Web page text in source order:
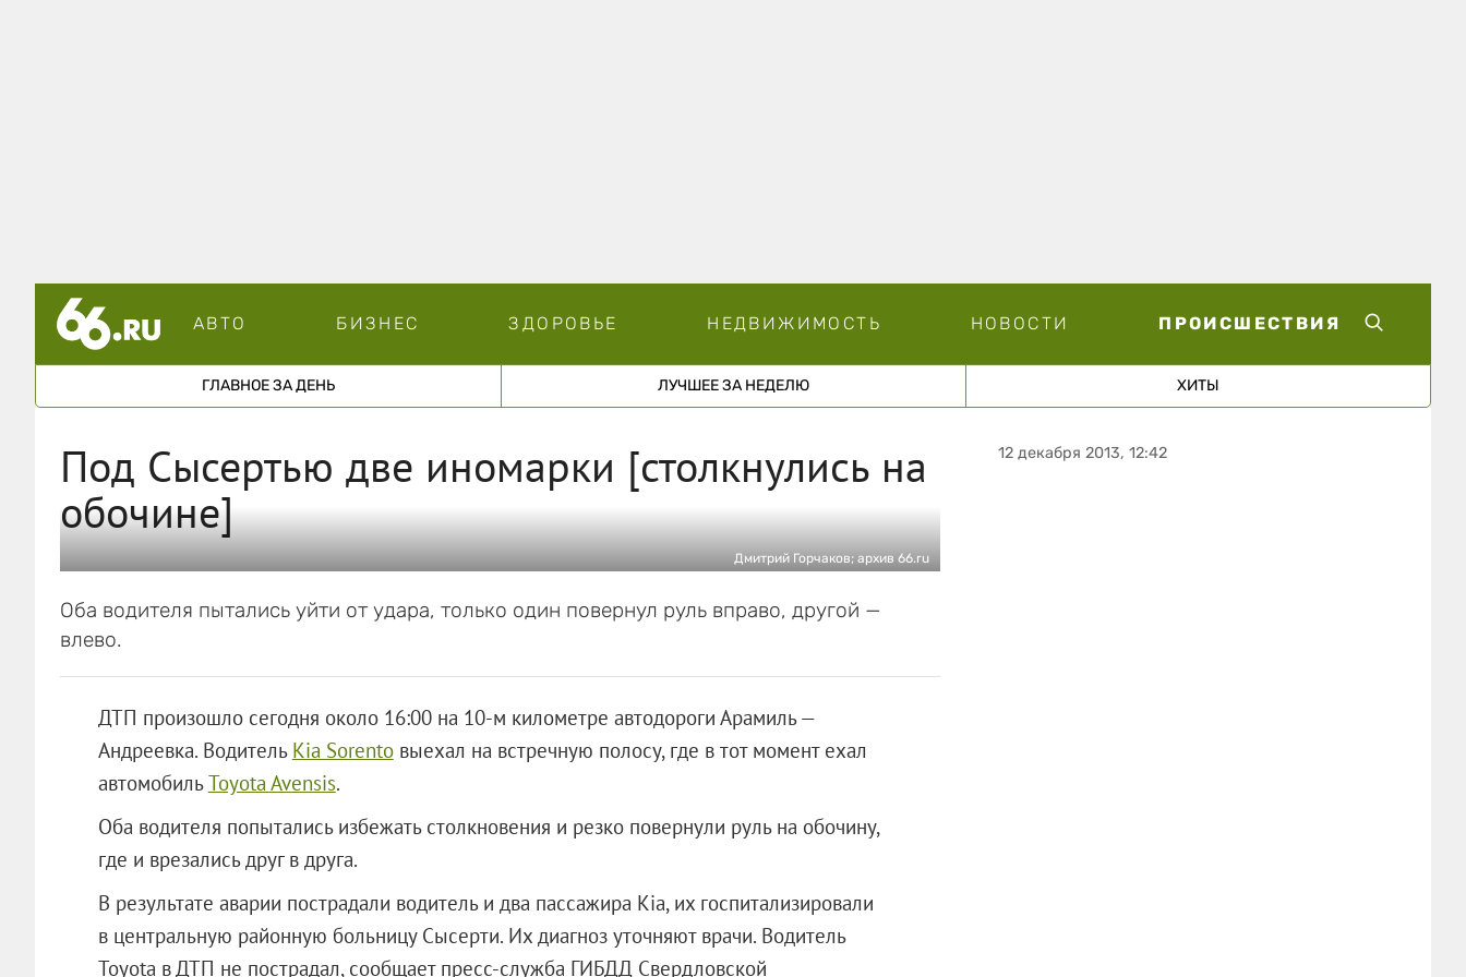
АВТО БИЗНЕС ЗДОРОВЬЕ НЕДВИЖИМОСТЬ НОВОСТИ ПРОИСШЕСТВИЯ
ГЛАВНОЕ ЗА ДЕНЬ ЛУЧШЕЕ ЗА НЕДЕЛЮ ХИТЫ
Под Сысертью две иномарки [столкнулись на
обочине]
Дмитрий Горчаков; архив 66.ru
Оба водителя пытались уйти от удара, только один повернул руль вправо, другой —
влево.
ДТП произошло сегодня около 16:00 на 10-м километре автодороги Арамиль —
Андреевка. Водитель Kia Sorentoвыехал на встречную полосу, где в тот момент ехал
автомобильToyota Avensis.
Оба водителя попытались избежать столкновения и резко повернули руль на обочину,
где и врезались друг в друга.
В результате аварии пострадали водитель и два пассажира Kia, их госпитализировали
в центральную районную больницу Сысерти. Их диагноз уточняют врачи. Водитель
Toyota в ДТП не пострадал, сообщает пресс-служба ГИБДД Свердловской
12 декабря 2013, 12:42